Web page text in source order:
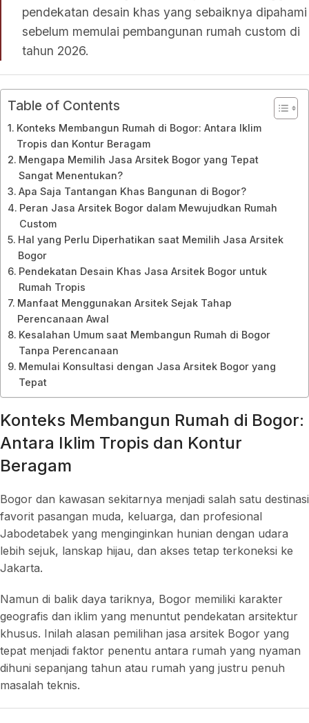
pendekatan desain khas yang sebaiknya dipahami
sebelum memulai pembangunan rumah custom di
tahun 2026.
Table of Contents
Konteks Membangun Rumah di Bogor: Antara Iklim
Tropis dan Kontur Beragam
Mengapa Memilih Jasa Arsitek Bogor yang Tepat
Sangat Menentukan?
Apa Saja Tantangan Khas Bangunan di Bogor?
Peran Jasa Arsitek Bogor dalam Mewujudkan Rumah
Custom
Hal yang Perlu Diperhatikan saat Memilih Jasa Arsitek
Bogor
Pendekatan Desain Khas Jasa Arsitek Bogor untuk
Rumah Tropis
Manfaat Menggunakan Arsitek Sejak Tahap
Perencanaan Awal
Kesalahan Umum saat Membangun Rumah di Bogor
Tanpa Perencanaan
Memulai Konsultasi dengan Jasa Arsitek Bogor yang
Tepat
Konteks Membangun Rumah di Bogor:
Antara Iklim Tropis dan Kontur
Beragam
Bogor dan kawasan sekitarnya menjadi salah satu destinasi
favorit pasangan muda, keluarga, dan profesional
Jabodetabek yang menginginkan hunian dengan udara
lebih sejuk, lanskap hijau, dan akses tetap terkoneksi ke
Jakarta.
Namun di balik daya tariknya, Bogor memiliki karakter
geografis dan iklim yang menuntut pendekatan arsitektur
khusus. Inilah alasan pemilihan jasa arsitek Bogor yang
tepat menjadi faktor penentu antara rumah yang nyaman
dihuni sepanjang tahun atau rumah yang justru penuh
masalah teknis.